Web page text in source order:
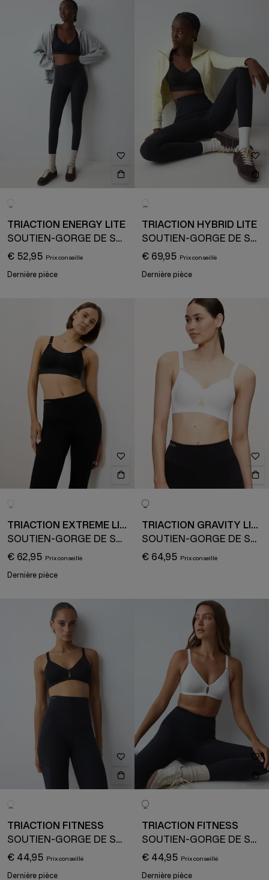
TRIACTION ENERGY LITE
SOUTIEN-GORGE DE SPORT
€ 52,95
Dernière pièce
TRIACTION HYBRID LITE
SOUTIEN-GORGE DE SPORT
€ 69,95
Dernière pièce
TRIACTION EXTREME LITE
SOUTIEN-GORGE DE SPORT
€ 62,95
Dernière pièce
TRIACTION GRAVITY LITE
SOUTIEN-GORGE DE SPORT
€ 64,95
TRIACTION FITNESS
SOUTIEN-GORGE DE SPORT
€ 44,95
Dernière pièce
TRIACTION FITNESS
SOUTIEN-GORGE DE SPORT
€ 44,95
Dernière pièce